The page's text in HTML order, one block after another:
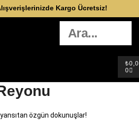
Kargo Ücretsiz!
₺
0
özgün dokunuşlar!